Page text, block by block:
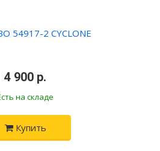
54917-2 CYCLONE
4 900 р.
на складе
Купить